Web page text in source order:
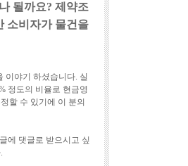
될까요? 제약조
소비자가 물건을
이야기 하셨습니다. 실
정도의 비율로 현금영
할 수 있기에 이 분의
에 댓글로 받으시고 싶